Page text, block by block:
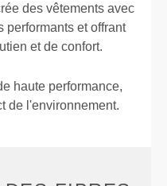
des vêtements avec
performants et offrant
et de confort.
haute performance,
de l'environnement.